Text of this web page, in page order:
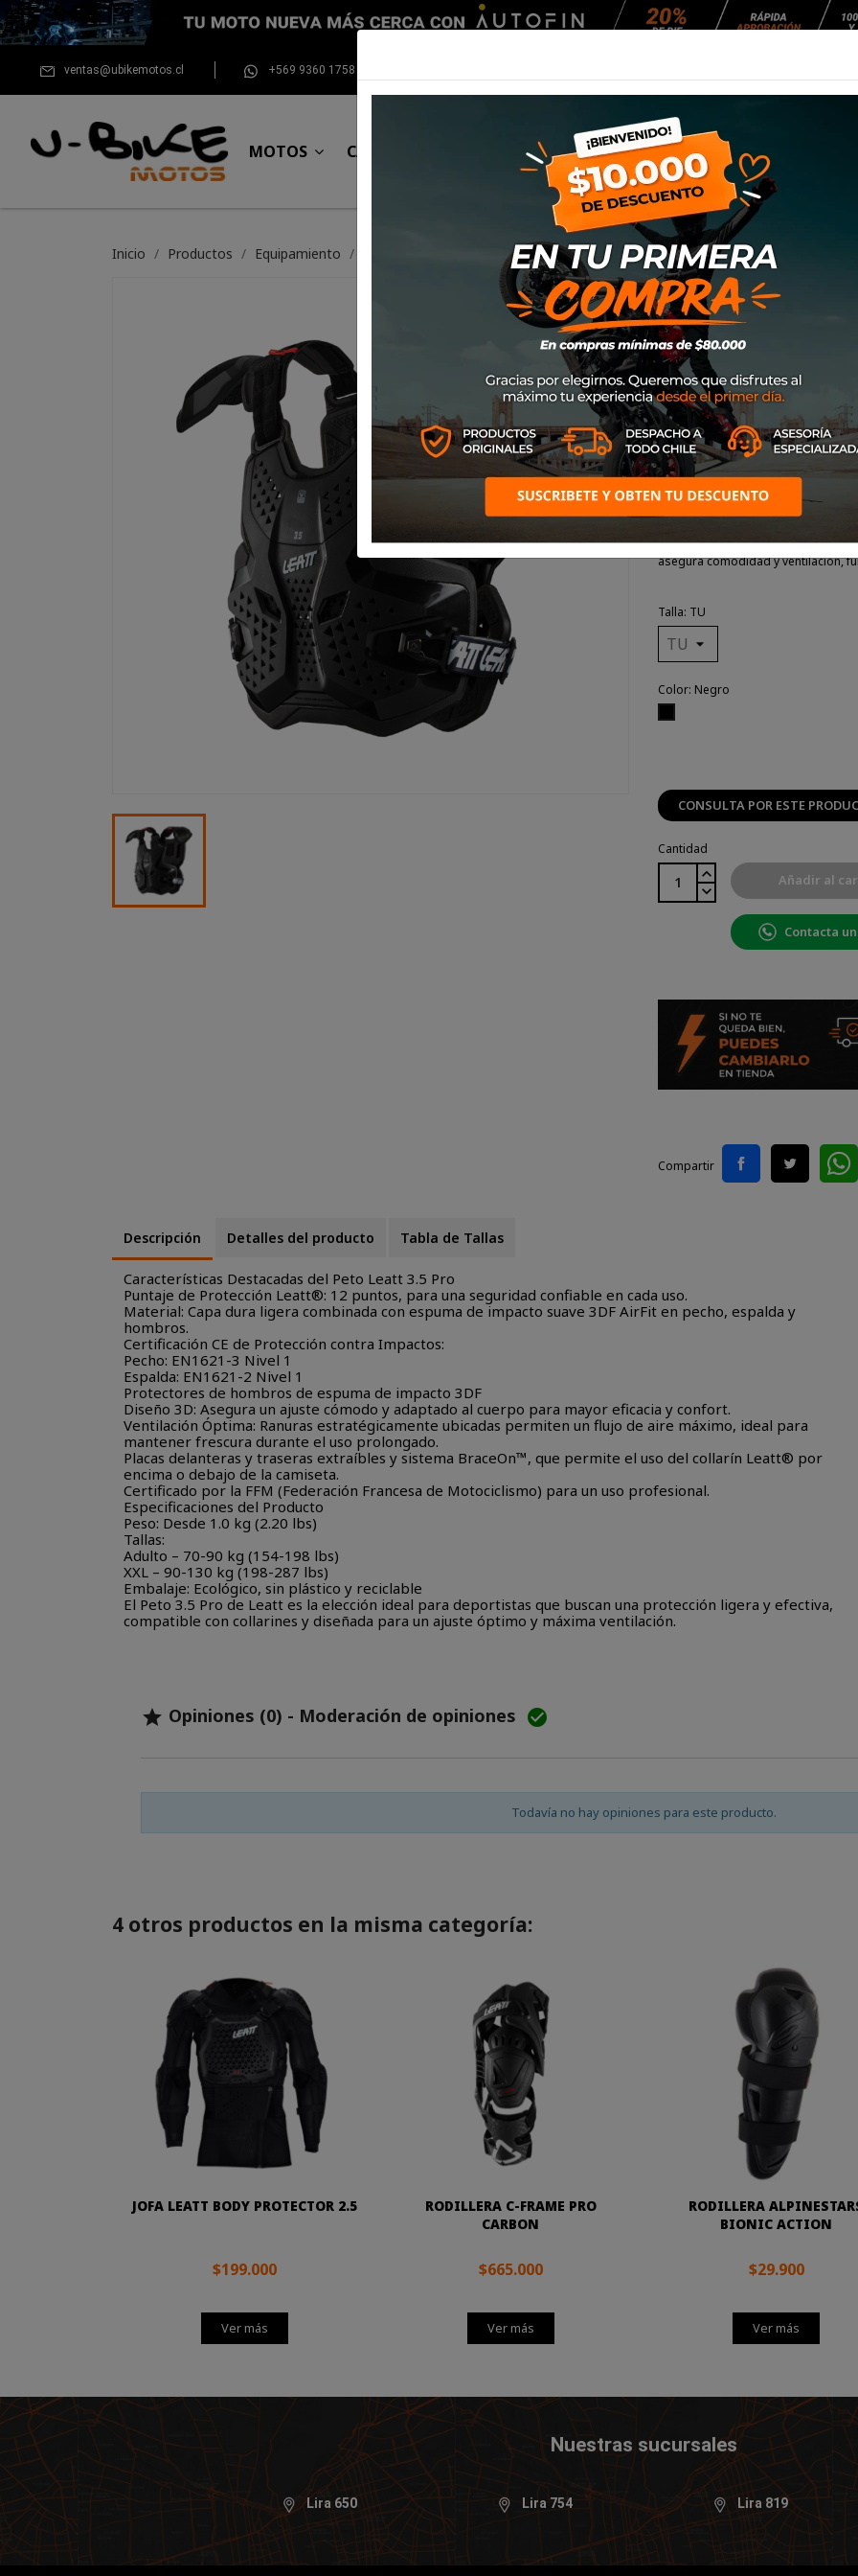
ventas@ubikemotos.cl +569 9360 1758
MOTOS CASCOS EQUIPAMIENTO NEUMÁTICOS MANTENCIÓN
Inicio Productos Equipamiento Off-Road Protecciones Jofa Leatt Chest Protector 3.5
Jofa Leatt Chest
Marca Leatt
SKU502140026
$178.900
sta protección está certificada por
seguridad en el pecho, espalda y
capas
asegura comodidad y ventilación,
Talla: TU
Color: Negro
CONSULTA POR ESTE
Cantidad
Añadir al
Contacta
Compartir
Descripción Detalles del producto Tabla de Tallas
Características Destacadas del Peto Leatt 3.5 Pro
Puntaje de Protección Leatt®: 12 puntos, para una seguridad confiable en cada uso.
Material: Capa dura ligera combinada con espuma de impacto suave 3DF AirFit en pecho, espalda y
hombros.
Certificación CE de Protección contra Impactos:
Pecho: EN1621-3 Nivel 1
Espalda: EN1621-2 Nivel 1
Protectores de hombros de espuma de impacto 3DF
Diseño 3D: Asegura un ajuste cómodo y adaptado al cuerpo para mayor eficacia y confort.
Ventilación Óptima: Ranuras estratégicamente ubicadas permiten un flujo de aire máximo, ideal para
mantener frescura durante el uso prolongado.
Placas delanteras y traseras extraíbles y sistema BraceOn™, que permite el uso del collarín Leatt® por
encima o debajo de la camiseta.
Certificado por la FFM (Federación Francesa de Motociclismo) para un uso profesional.
Especificaciones del Producto
Peso: Desde 1.0 kg (2.20 lbs)
Tallas:
Adulto – 70-90 kg (154-198 lbs)
XXL – 90-130 kg (198-287 lbs)
Embalaje: Ecológico, sin plástico y reciclable
El Peto 3.5 Pro de Leatt es la elección ideal para deportistas que buscan una protección ligera y efectiva,
compatible con collarines y diseñada para un ajuste óptimo y máxima ventilación.
 Opiniones (0) - Moderación de opiniones 
Todavía no hay opiniones para este producto.
4 otros productos en la misma categoría:
JOFA LEATT BODY PROTECTOR 2.5
$199.000
Ver más
RODILLERA C-FRAME PRO
CARBON
$665.000
Ver más
RODILLERA
BIONIC ACTION
$29.900
Ver más
Nuestras sucursales
Lira 650 Lira 754 Lira 819